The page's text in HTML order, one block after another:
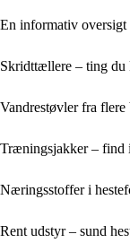
En informativ oversigt
Skridttællere – ting du
Vandrestøvler fra flere
Træningsjakker – find
Næringsstoffer i
Rent udstyr – sund